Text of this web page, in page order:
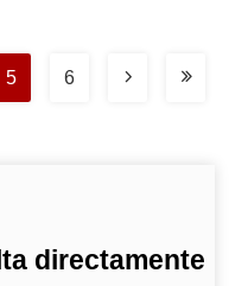
5 6
directamente